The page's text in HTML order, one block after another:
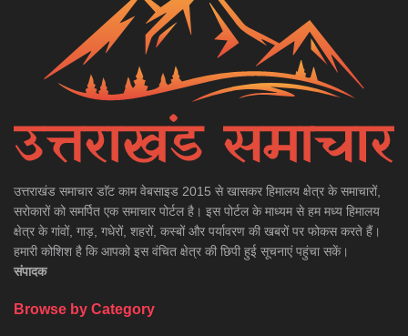
उत्तराखंड समाचार डाॅट काम वेबसाइड 2015 से खासकर हिमालय क्षेत्र के समाचारों,
सरोकारों को समर्पित एक समाचार पोर्टल है। इस पोर्टल के माध्यम से हम मध्य हिमालय
क्षेत्र के गांवों, गाड़, गधेरों, शहरों, कस्बों और पर्यावरण की खबरों पर फोकस करते हैं।
हमारी कोशिश है कि आपको इस वंचित क्षेत्र की छिपी हुई सूचनाएं पहुंचा सकें।
संपादक
Browse by Category